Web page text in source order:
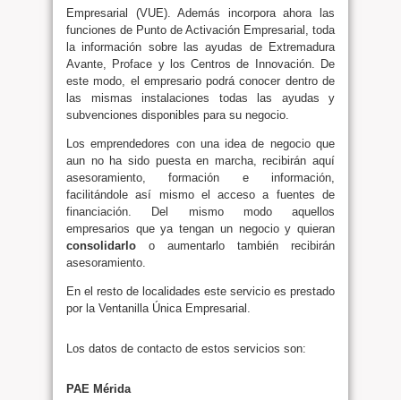
Empresarial (VUE). Además incorpora ahora las
funciones de Punto de Activación Empresarial, toda
la información sobre las ayudas de Extremadura
Avante, Proface y los Centros de Innovación. De
este modo, el empresario podrá conocer dentro de
las mismas instalaciones todas las ayudas y
subvenciones disponibles para su negocio.
Los emprendedores con una idea de negocio que
aun no ha sido puesta en marcha, recibirán aquí
asesoramiento, formación e información,
facilitándole así mismo el acceso a fuentes de
financiación. Del mismo modo aquellos
empresarios que ya tengan un negocio y quieran
consolidarlo o aumentarlo también recibirán
asesoramiento.
En el resto de localidades este servicio es prestado
por la Ventanilla Única Empresarial.
Los datos de contacto de estos servicios son:
PAE Mérida